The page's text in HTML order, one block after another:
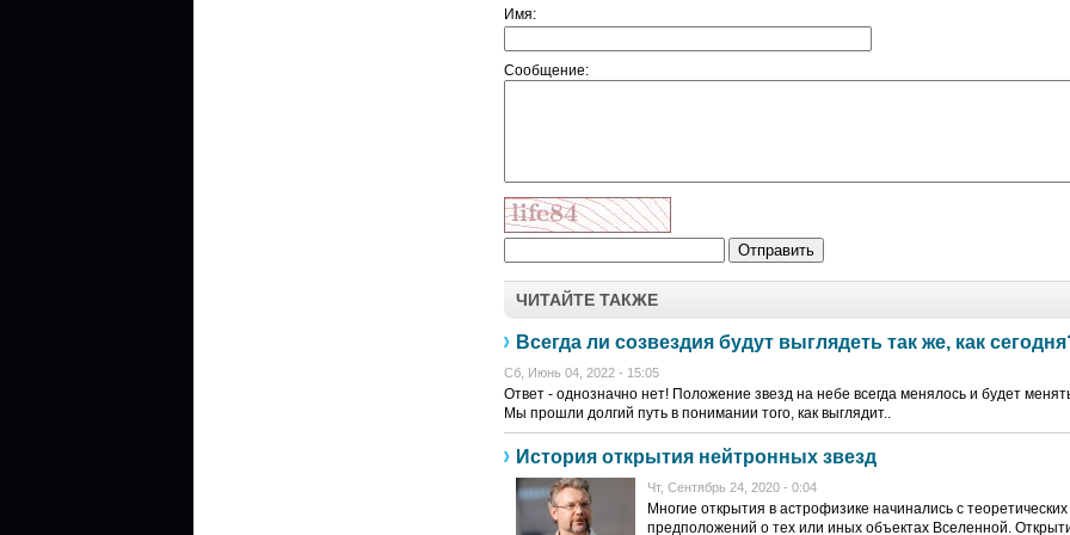
Имя:
Сообщение:
ЧИТАЙТЕ ТАКЖЕ
Всегда ли созвездия будут выглядеть так же, как
Сб, Июнь 04, 2022 - 15:05
Ответ - однозначно нет! Положение звезд на небе всегда менялось и будет
Мы прошли долгий путь в понимании того, как выглядит..
История открытия нейтронных звезд
Чт, Сентябрь 24, 2020 - 0:04
Многие открытия в астрофизике начинались с теоретических
предположений о тех или иных объектах Вселенной.